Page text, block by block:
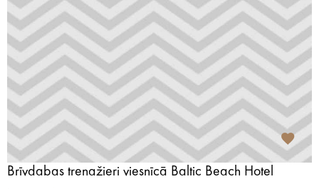
Brīvdabas trenažieri viesnīcā Baltic Beach Hotel